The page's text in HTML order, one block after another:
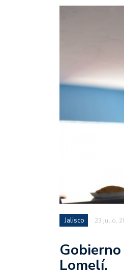
Jalisco 23 julio,
Lomelí.